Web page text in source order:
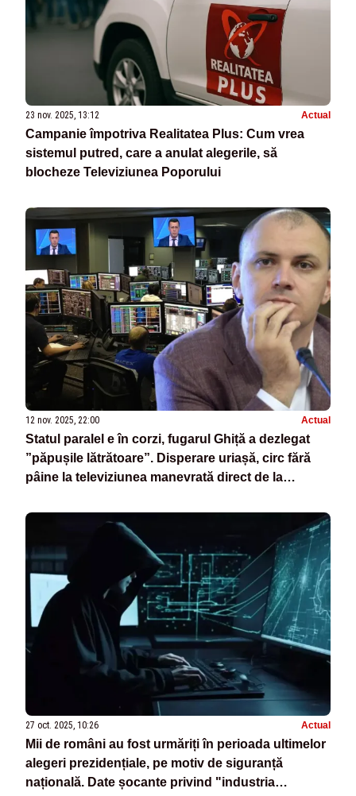
23 nov. 2025, 13:12 Actual
Campanie împotriva Realitatea Plus: Cum vrea
sistemul putred, care a anulat alegerile, să
blocheze Televiziunea Poporului
12 nov. 2025, 22:00 Actual
Statul paralel e în corzi, fugarul Ghiță a dezlegat
”păpușile lătrătoare”. Disperare uriașă, circ fără
pâine la televiziunea manevrată direct de la
27 oct. 2025, 10:26 Actual
Mii de români au fost urmăriți în perioada ultimelor
alegeri prezidențiale, pe motiv de siguranță
națională. Date șocante privind "industria